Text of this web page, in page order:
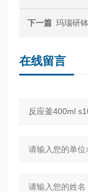
下一篇 玛瑙研
在线留言